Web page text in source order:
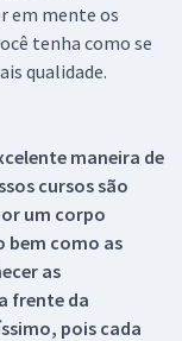
em mente os
tenha como se
qualidade.
maneira de
cursos são
um corpo
bem como as
as
frente da
pois cada